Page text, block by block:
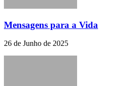
Mensagens para a Vida
26 de Junho de 2025